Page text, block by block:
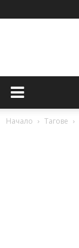
Начало Тагове